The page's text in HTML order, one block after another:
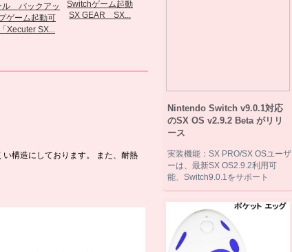
「Xecuter SX...
SX GEAR SX...
構造にしております。 また、耐熱
Nintendo Switch v9.0.1対応
のSX OS v2.9.2 Beta がリリ
ース
実装機能：SX PRO/SX OSユーザ
ーは、最新SX OS2.9.2利用可
能、Switch9.0.1をサポート